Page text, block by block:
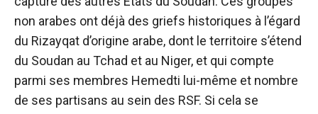
non arabes ont déjà des griefs historiques à l’égard
du Rizayqat d’origine arabe, dont le territoire s’étend
du Soudan au Tchad et au Niger, et qui compte
parmi ses membres Hemedti lui-même et nombre
de ses partisans au sein des RSF. Si cela se